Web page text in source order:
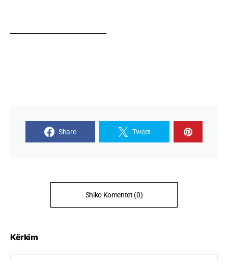
Share Tweet
Shiko Komentet (0)
Kërkim